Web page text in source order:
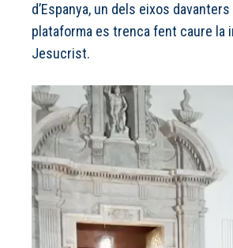
d’Espanya, un dels eixos davanters
plataforma es trenca fent caure la
Jesucrist.